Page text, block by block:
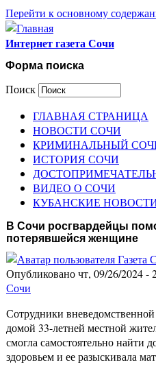
Перейти к основному
Интернет газета Сочи
Форма поиска
Поиск
ГЛАВНАЯ СТРАНИЦА
НОВОСТИ СОЧИ
КРИМИНАЛЬНЫЙ
ИСТОРИЯ СОЧИ
ВИДЕО О СОЧИ
КУБАНСКИЕ
В Сочи росгвардейцы
потерявшейся женщине
Опубликовано чт, 09/26/2024 -
Сочи
Сотрудники
домой 33-летней местной
смогла самостоятельно найти
здоровьем и ее разыскивала